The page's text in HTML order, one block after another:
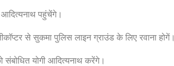
आदित्यनाथ पहुंचेंगे।
से सुकमा पुलिस लाइन ग्राउंड के लिए रवाना होगें।
योगी आदित्यनाथ करेंगे।